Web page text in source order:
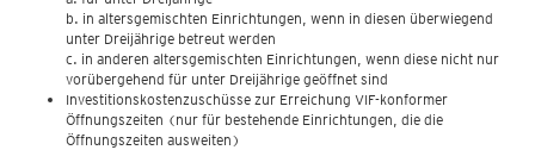
b. in altersgemischten Einrichtungen, wenn in diesen überwiegend
unter Dreijährige betreut werden
c. in anderen altersgemischten Einrichtungen, wenn diese nicht nur
vorübergehend für unter Dreijährige geöffnet sind
Investitionskostenzuschüsse zur Erreichung VIF-konformer
Öffnungszeiten (nur für bestehende Einrichtungen, die die
Öffnungszeiten ausweiten)